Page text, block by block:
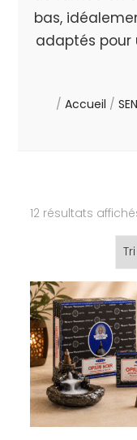
bas,
adaptés pour
/ Accueil /
12 résultats